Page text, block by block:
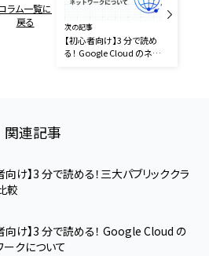
ラム一覧に
戻る
次の記事
【初心者向け】3 分で読め
る！ Google Cloud のネッ
関連記事
向け】3 分で読める！三大パブリッククラ
較
向け】3 分で読める！ Google Cloud の
ークについて